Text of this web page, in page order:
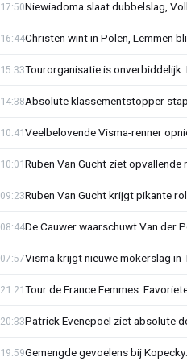
Niewiadoma slaat dubbelslag,
17:50
Christen wint in Polen, Lemmen
16:44
Tourorganisatie is
15:33
Absolute klassementstopper
14:38
Veelbelovende Visma-renner
10:41
Ruben Van Gucht ziet
10:01
Ruben Van Gucht krijgt pikante
09:23
De Cauwer waarschuwt Van der
08:44
Visma krijgt nieuwe mokerslag in
07:57
Tour de France Femmes:
21:21
Patrick Evenepoel ziet absolute
20:33
Gemengde gevoelens bij
19:59